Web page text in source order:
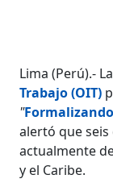
Lima (Perú).- La
Trabajo (OIT)
"
alertó que seis
actualmente
y el Caribe.